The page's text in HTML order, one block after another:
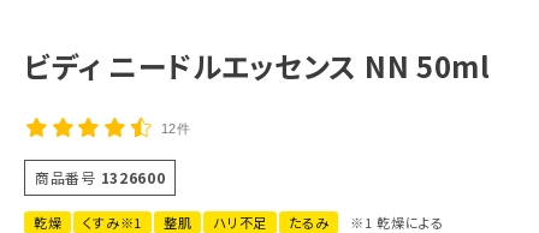
ビディ ニードルエッセンス NN 50ml
12件
商品番号 1326600
乾燥 くすみ※1 整肌 ハリ不足 たるみ ※1 乾燥による